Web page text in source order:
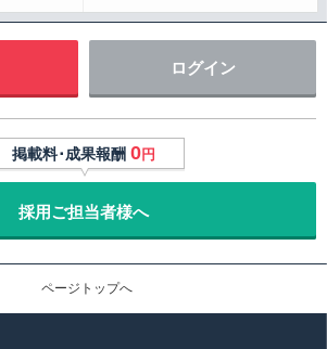
ログイン
掲載料･成果報酬 0円
採用ご担当者様へ
ページトップへ